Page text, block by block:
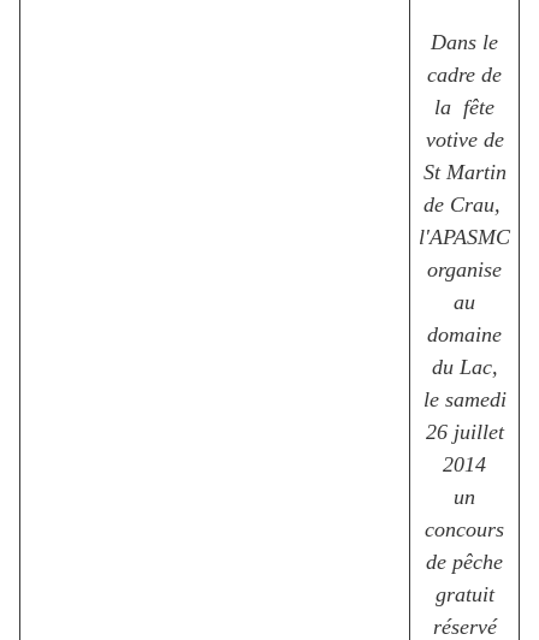
Dans le
cadre de
la fête
votive de
St Martin
de Crau,
l'APASMC
organise
au
domaine
du Lac,
le samedi
26 juillet
2014
un
concours
de pêche
gratuit
réservé